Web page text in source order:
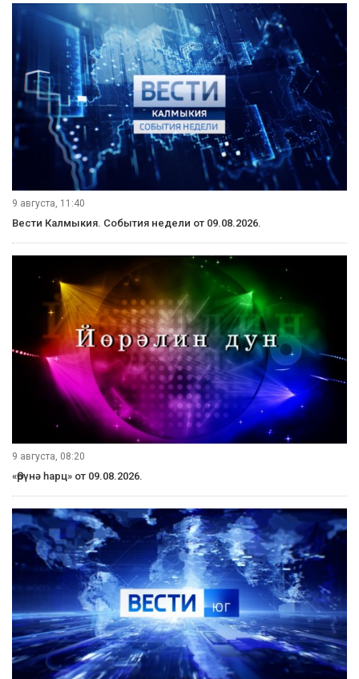
9 августа, 11:40
Вести Калмыкия. События недели от 09.08.2026.
9 августа, 08:20
«Өрүнә һарц» от 09.08.2026.